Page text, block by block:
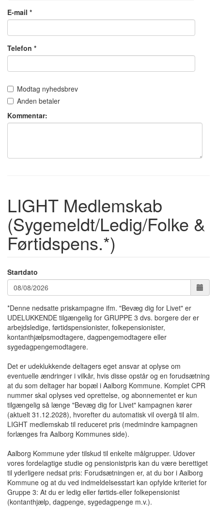
E-mail *
Telefon *
Modtag nyhedsbrev
Anden betaler
Kommentar:
LIGHT Medlemskab
(Sygemeldt/Ledig/Folke &
Førtidspens.*)
Startdato
*Denne nedsatte priskampagne ifm. "Bevæg dig for Livet" er
UDELUKKENDE tilgængelig for GRUPPE 3 dvs. borgere der er
arbejdsledige, førtidspensionister, folkepensionister,
kontanthjælpsmodtagere, dagpengemodtagere eller
sygedagpengemodtagere.
Det er udeklukkende deltagers eget ansvar at oplyse om
eventuelle ændringer i vilkår, hvis disse opstår og en forudsætning
at du som deltager har bopæl i Aalborg Kommune. Komplet CPR
nummer skal oplyses ved oprettelse, og abonnementet er kun
tilgængelig så længe "Bevæg dig for Livet" kampagnen kører
(aktuelt 31.12.2028), hvorefter du automatisk vil overgå til alm.
LIGHT medlemskab til reduceret pris (medmindre kampagnen
forlænges fra Aalborg Kommunes side).
Aalborg Kommune yder tilskud til enkelte målgrupper. Udover
vores fordelagtige studie og pensionistpris kan du være berettiget
til yderligere nedsat pris: Forudsætningen er, at du bor i Aalborg
Kommune og at du ved indmeldelsesstart kan opfylde kriteriet for
Gruppe 3: At du er ledig eller førtids-eller folkepensionist
(kontanthjælp, dagpenge, sygedagpenge m.v.).